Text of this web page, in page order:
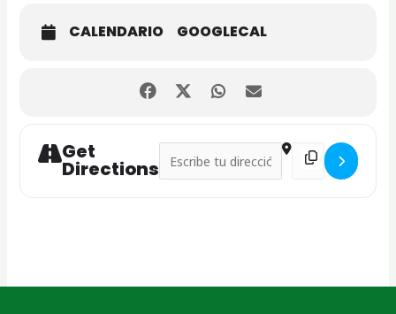
CALENDARIO GOOGLECAL
Get
Directions
Address - Fiesta Provincial del
Destination